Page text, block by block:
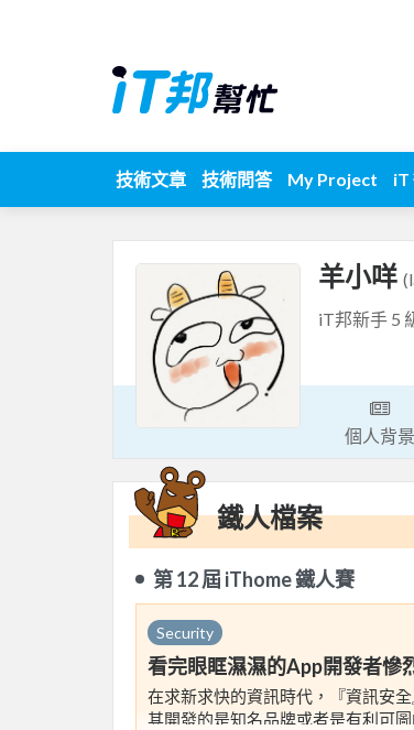
技術文章 技術問答 My Project iT
羊小咩
iT邦新手 5
個人背景
鐵人檔案
第 12 屆 iThome 鐵人賽
Security
看完眼眶濕濕的App開發者慘
在求新求快的資訊時代，『資訊安
其開發的是知名品牌或者是有利可